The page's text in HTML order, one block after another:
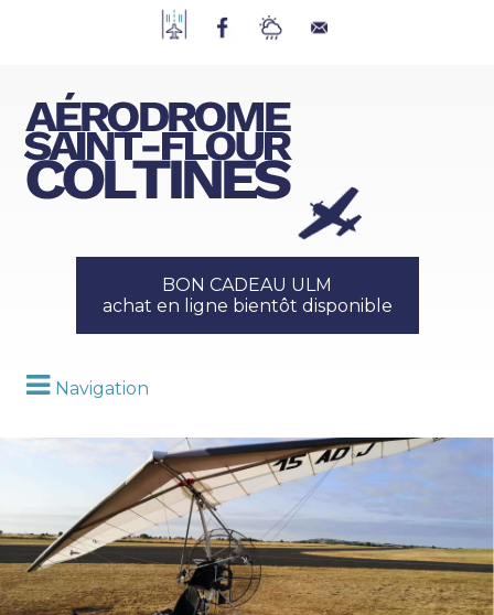
BON CADEAU ULM
achat en ligne bientôt disponible
Navigation